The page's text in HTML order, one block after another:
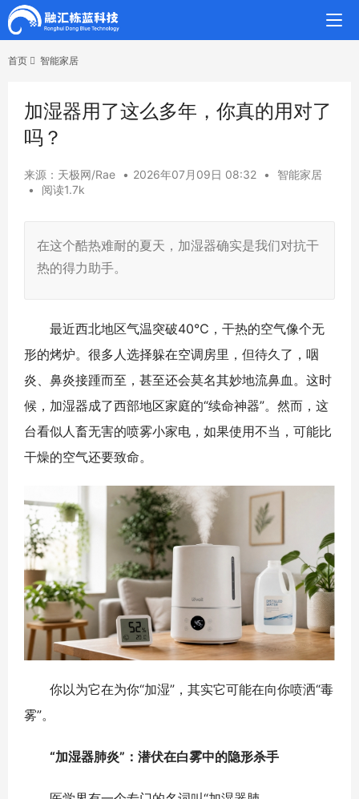
首页 智能家居
加湿器用了这么多年，你真的用对了
吗？
来源：天极网/Rae • 2026年07月09日 08:32 •
智能家居
•
阅读1.7k
在这个酷热难耐的夏天，加湿器确实是我们对抗干
热的得力助手。
最近西北地区气温突破40℃，干热的空气像个无
形的烤炉。很多人选择躲在空调房里，但待久了，咽
炎、鼻炎接踵而至，甚至还会莫名其妙地流鼻血。这时
候，加湿器成了西部地区家庭的“续命神器”。然而，这
台看似人畜无害的喷雾小家电，如果使用不当，可能比
干燥的空气还要致命。
你以为它在为你“加湿”，其实它可能在向你喷洒“毒
雾”。
“加湿器肺炎”：潜伏在白雾中的隐形杀手